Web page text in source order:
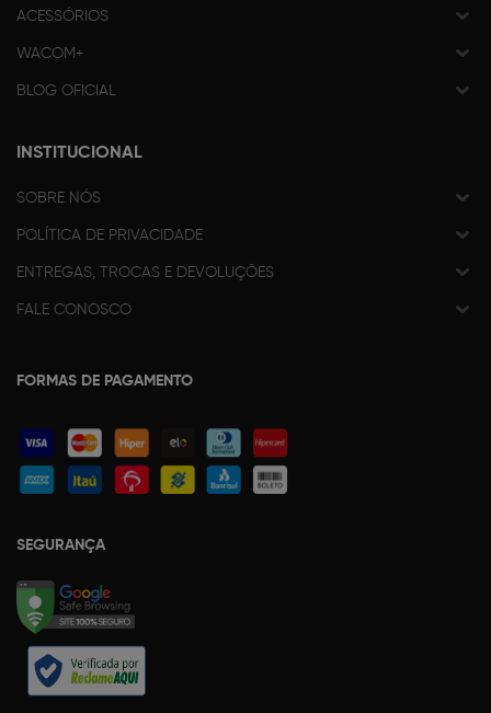
ACESSÓRIOS
WACOM+
BLOG OFICIAL
INSTITUCIONAL
SOBRE NÓS
POLÍTICA DE PRIVACIDADE
ENTREGAS, TROCAS E DEVOLUÇÕES
FALE CONOSCO
FORMAS DE PAGAMENTO
SEGURANÇA